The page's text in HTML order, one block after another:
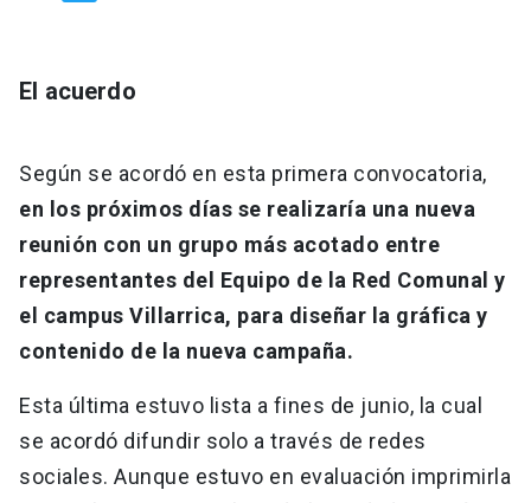
El acuerdo
Según se acordó en esta primera convocatoria,
en los próximos días se realizaría una nueva
reunión con un grupo más acotado entre
representantes del Equipo de la Red Comunal y
el campus Villarrica, para diseñar la gráfica y
contenido de la nueva campaña.
Esta última estuvo lista a fines de junio, la cual
se acordó difundir solo a través de redes
sociales. Aunque estuvo en evaluación imprimirla